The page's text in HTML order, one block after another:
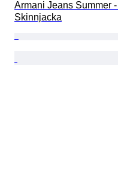
Armani Jeans Summer -
Skinnjacka